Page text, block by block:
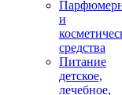
и
средства
Питание
детское,
лечебное,